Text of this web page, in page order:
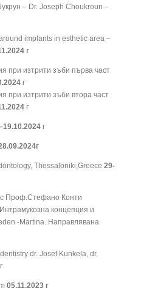
– Dr. Joseph Choukroun –
implants in esthetic area –
г
при изтрити зъби първа част
г
при изтрити зъби втора част
г
19.10.2024 г
г
Thessaloniki,Greece 29-
Проф.Стефано Конти
концепция и
-Martina. Направлявана
dr. Josef Kunkela, dr.
г
05.11.2023 г